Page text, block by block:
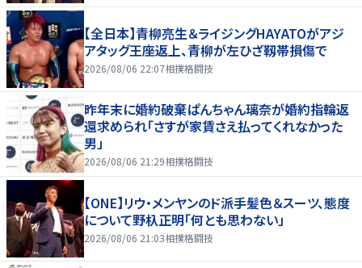
【全日本】青柳亮生＆ライジングHAYATOがアジ
アタッグ王座返上、青柳が左ひざ靱帯損傷で
2026/08/06 22:07相撲格闘技
昨年末に婚約破棄ぱんちゃん璃奈が婚約指輪返
還求められ「さすが家賃さえ払ってくれなかった
男」
2026/08/06 21:29相撲格闘技
【ONE】リウ・メンヤンのド派手髪色＆スーツ、態度
について野杁正明「何とも思わない」
2026/08/06 21:03相撲格闘技